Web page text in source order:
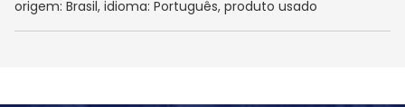
origem: Brasil, idioma: Português, produto usado